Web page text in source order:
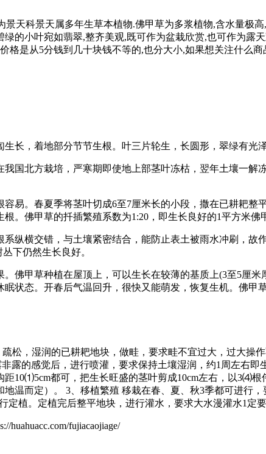
景天科景天属多年生草本植物.佛甲草为多浆植物,含水量
的小叶宛如翡翠,整齐美观,既可作为盆栽欣赏,也可作为露
格是从5分钱到几十块钱不等的,也分大小,如果想关注什么
长，着地部分节节生根。叶三片轮生，长圆形，翠绿有光
国北方栽培，严寒期即使地上部茎叶冻枯，翌年土壤一
易。春夏季将茎叶切成6至7厘米长的小段，撒在已耕耙
。佛甲草的扦插繁殖系数为1:20，即生长良好的1平方米佛
纵横交错，与土壤紧密结合，能防止表土被雨水冲刷，
下仍然生长良好。
佛甲草种植在屋顶上，可以生长在较薄的基质上(3至5厘
状态。开春后气温回升，很快又能萌发，恢复生机。佛甲
松，湿润的已耕耙地块，做畦，要求畦不宜过大，过大操
露的感觉后，进行喷灌，要求保持土壤湿润，约1周左右
10⑴5cm都可，把生长旺盛的茎叶剪成10cm左右，以3⑷
温而定）。 3、移植繁殖 移栽在春、夏、秋3季都可进行
植。定植完后整平地块，进行灌水，要求大水漫灌水1定
fujiacaojiage/